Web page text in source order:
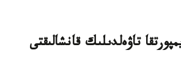
تاۋەلدىلىك قانشالىقتى